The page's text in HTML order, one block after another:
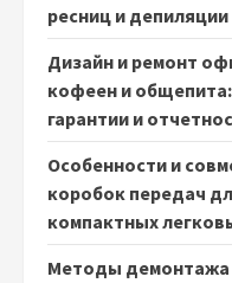
ресниц и депиляции
Дизайн и ремонт
кофеен и
гарантии и
Особенности и
коробок передач
компактных
Методы демонтажа